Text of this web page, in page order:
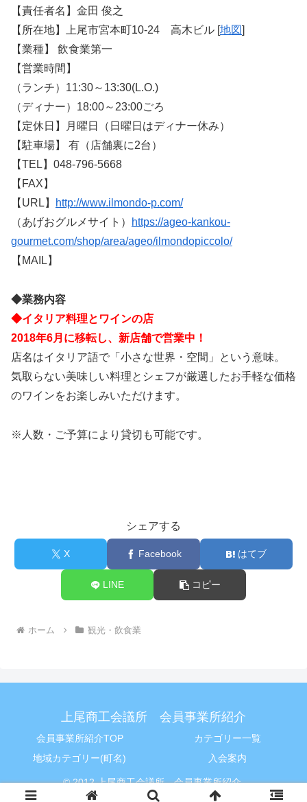
【責任者名】金田 俊之
【所在地】上尾市宮本町10-24 高木ビル [地図]
【業種】 飲食業第一
【営業時間】
（ランチ）11:30～13:30(L.O.)
（ディナー）18:00～23:00ごろ
【定休日】月曜日（日曜日はディナー休み）
【駐車場】 有（店舗裏に2台）
【TEL】048-796-5668
【FAX】
【URL】
http://www.ilmondo-p.com/
（あげおグルメサイト）
https://ageo-kankou-
gourmet.com/shop/area/ageo/ilmondopiccolo/
【MAIL】
◆業務内容
◆イタリア料理とワインの店
2018年6月に移転し、新店舗で営業中！
店名はイタリア語で「小さな世界・空間」という意味。
気取らない美味しい料理とシェフが厳選したお手軽な価格
のワインをお楽しみいただけます。
※人数・ご予算により貸切も可能です。
シェアする
X Facebook はてブ
LINE コピー
ホーム 観光・飲食業
上尾商工会議所 会員事業所紹介
会員事業所紹介TOP
カテゴリー一覧
地域カテゴリー(町名)
入会案内
© 2012 上尾商工会議所 会員事業所紹介.